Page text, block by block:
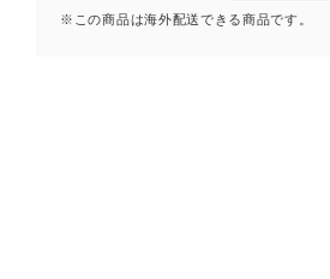
※この商品は海外配送できる商品です。